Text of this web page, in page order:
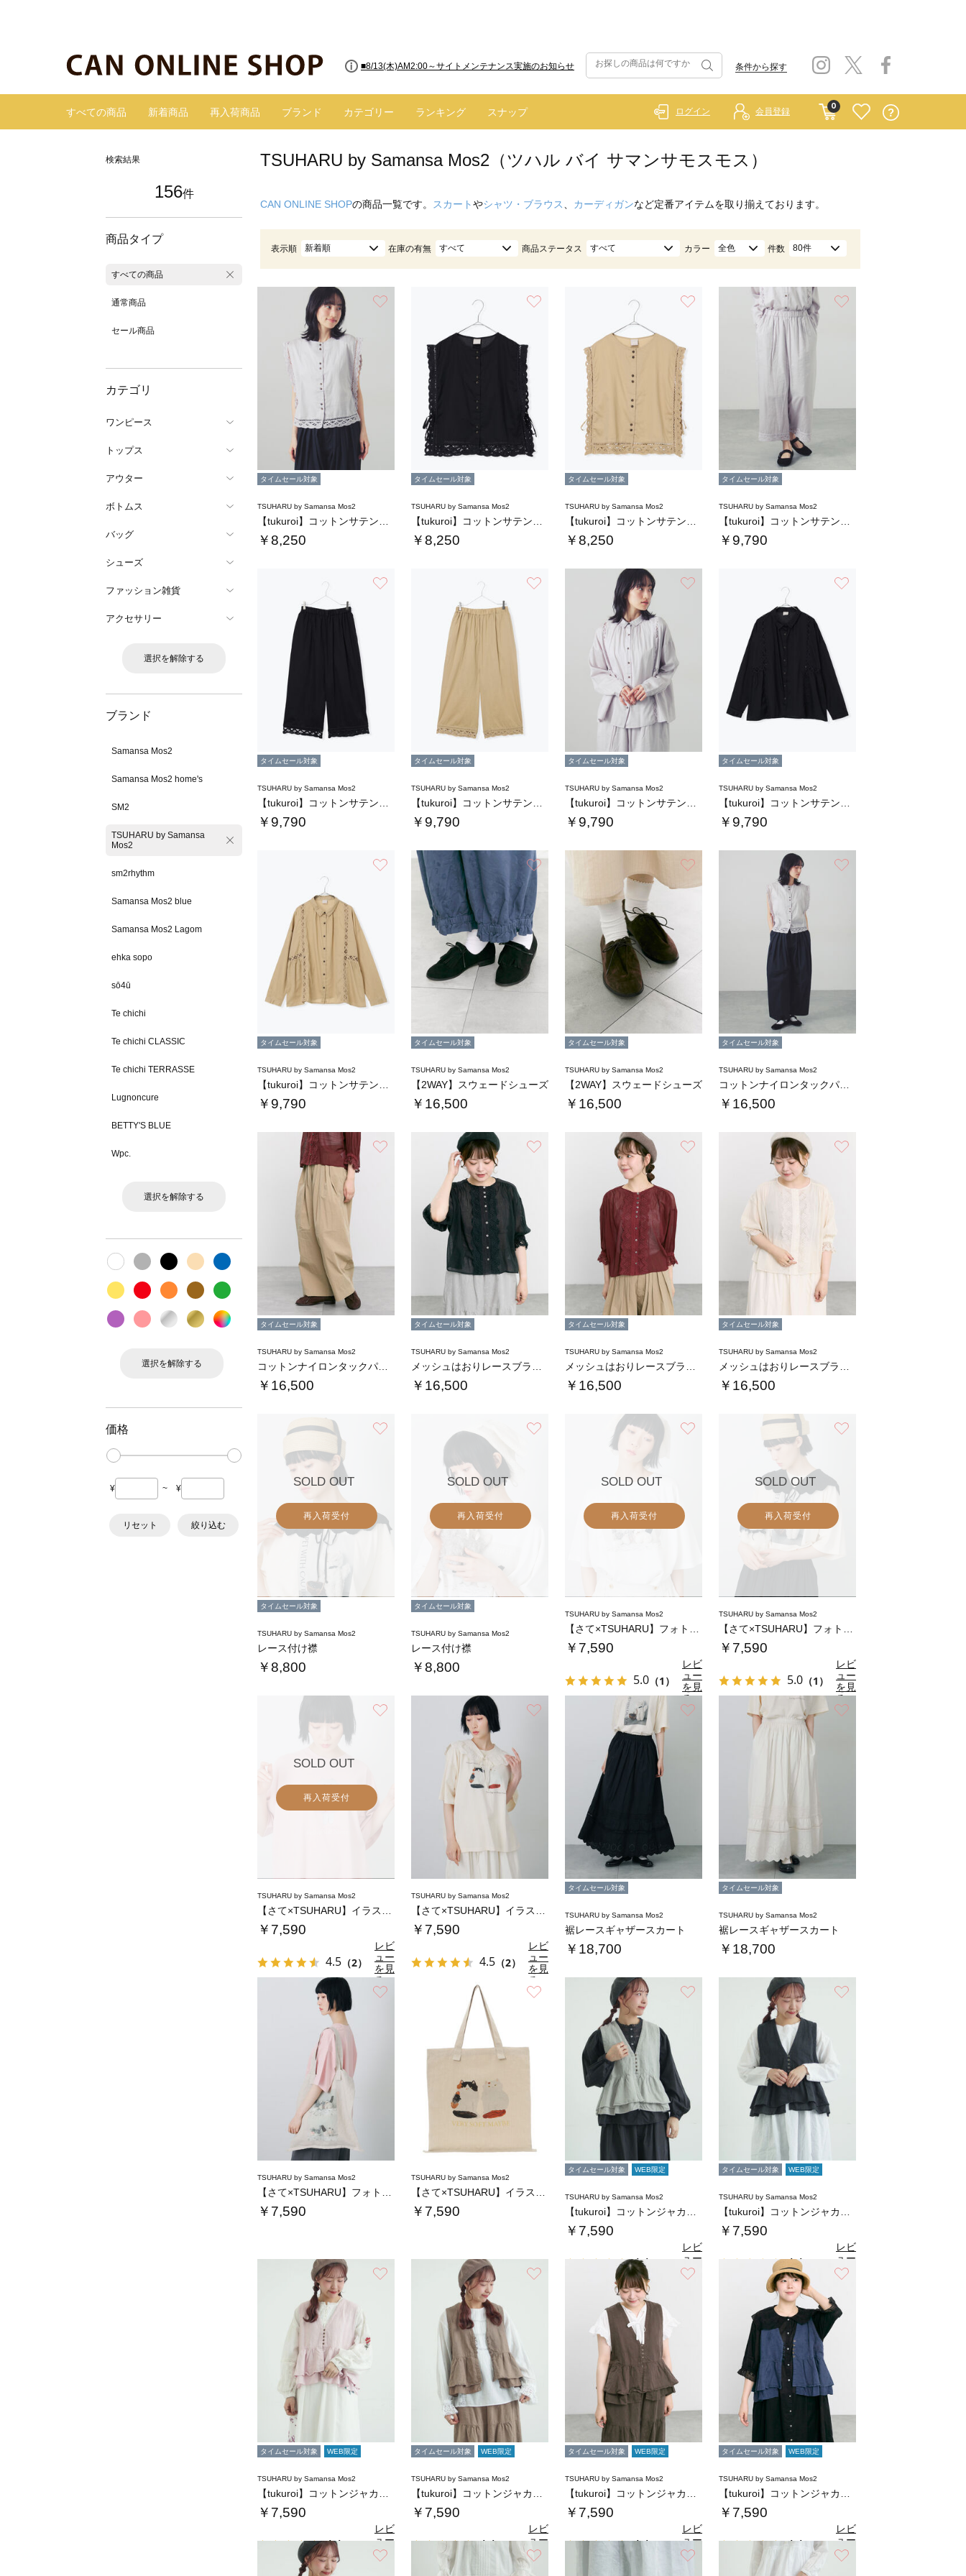
■8/13(木)AM2:00～サイトメンテナンス実施のお知らせ
■【お知らせ】ヤマト運輸の配送遅延・停止について 条件から探す
すべての商品 新着商品 再入荷商品 ブランド カテゴリー ランキング スナップ
0
ログイン 会員登録
検索結果
156件
商品タイプ
すべての商品
通常商品
セール商品
カテゴリ
ワンピース
トップス
アウター
ボトムス
バッグ
シューズ
ファッション雑貨
アクセサリー
選択を解除する
ブランド
Samansa Mos2
Samansa Mos2 home's
SM2
TSUHARU by Samansa
Mos2
sm2rhythm
Samansa Mos2 blue
Samansa Mos2 Lagom
ehka sopo
sō4ū
Te chichi
Te chichi CLASSIC
Te chichi TERRASSE
Lugnoncure
BETTY'S BLUE
Wpc.
選択を解除する
選択を解除する
価格
¥ ~ ¥
リセット 絞り込む
TSUHARU by Samansa Mos2（ツハル バイ サマンサモスモス）
CAN ONLINE SHOPの商品一覧です。 スカートやシャツ・ブラウス カーディガンなど定番アイテムを取り揃えております。
表示順 新着順 在庫の有無 すべて 商品ステータス すべて カラー 全色 件数 80件
タイムセール対象
TSUHARU by Samansa Mos2
￥8,250
タイムセール対象
TSUHARU by Samansa Mos2
￥8,250
タイムセール対象
TSUHARU by Samansa Mos2
￥8,250
タイムセール対象
TSUHARU by Samansa Mos2
￥9,790
タイムセール対象
TSUHARU by Samansa Mos2
￥9,790
タイムセール対象
TSUHARU by Samansa Mos2
￥9,790
タイムセール対象
TSUHARU by Samansa Mos2
￥9,790
タイムセール対象
TSUHARU by Samansa Mos2
￥9,790
お気に入り
タイムセール対象
TSUHARU by Samansa Mos2
￥9,790
お気に入り
タイムセール対象
TSUHARU by Samansa Mos2
【2WAY】スウェードシューズ
￥16,500
タイムセール対象
TSUHARU by Samansa Mos2
【2WAY】スウェードシューズ
￥16,500
タイムセール対象
TSUHARU by Samansa Mos2
￥16,500
タイムセール対象
TSUHARU by Samansa Mos2
￥16,500
タイムセール対象
TSUHARU by Samansa Mos2
￥16,500
タイムセール対象
TSUHARU by Samansa Mos2
￥16,500
タイムセール対象
TSUHARU by Samansa Mos2
￥16,500
SOLD OUT
再入荷受付
タイムセール対象
TSUHARU by Samansa Mos2
レース付け襟
￥8,800
SOLD OUT
再入荷受付
タイムセール対象
TSUHARU by Samansa Mos2
レース付け襟
￥8,800
SOLD OUT
再入荷受付
TSUHARU by Samansa Mos2
￥7,590
5.0 （1）
レビ
ュー
を見
る
SOLD OUT
再入荷受付
TSUHARU by Samansa Mos2
￥7,590
5.0 （1）
レビ
ュー
を見
る
SOLD OUT
再入荷受付
TSUHARU by Samansa Mos2
￥7,590
4.5 （2）
レビ
ュー
を見
る
TSUHARU by Samansa Mos2
￥7,590
4.5 （2）
レビ
ュー
を見
る
タイムセール対象
TSUHARU by Samansa Mos2
裾レースギャザースカート
￥18,700
タイムセール対象
TSUHARU by Samansa Mos2
裾レースギャザースカート
￥18,700
TSUHARU by Samansa Mos2
￥7,590
TSUHARU by Samansa Mos2
￥7,590
タイムセール対象 WEB限定
TSUHARU by Samansa Mos2
￥7,590
4.4
レビ
ュー
を見
る
タイムセール対象 WEB限定
TSUHARU by Samansa Mos2
￥7,590
4.4
レビ
ュー
を見
る
タイムセール対象 WEB限定
TSUHARU by Samansa Mos2
￥7,590
4.4（9）
レビ
ュー
を見
る
タイムセール対象 WEB限定
TSUHARU by Samansa Mos2
￥7,590
4.4（9）
レビ
ュー
を見
る
タイムセール対象 WEB限定
TSUHARU by Samansa Mos2
￥7,590
4.4（9）
レビ
ュー
を見
る
タイムセール対象 WEB限定
TSUHARU by Samansa Mos2
￥7,590
4.4（9）
レビ
ュー
を見
る